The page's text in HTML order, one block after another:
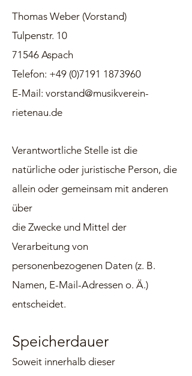
Thomas Weber (Vorstand)
Tulpenstr. 10
71546 Aspach
Telefon: +49 (0)7191 1873960
E-Mail: vorstand@musikverein-
rietenau.de
Verantwortliche Stelle ist die
natürliche oder juristische Person, die
allein oder gemeinsam mit anderen
über
die Zwecke und Mittel der
Verarbeitung von
personenbezogenen Daten (z. B.
Namen, E-Mail-Adressen o. Ä.)
entscheidet.
Speicherdauer
Soweit innerhalb dieser